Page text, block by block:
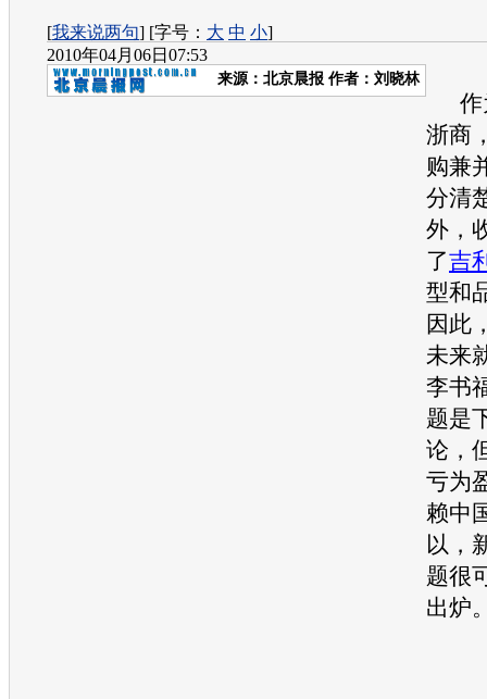
[我来说两句] [字号： 大 中 小]
2010年04月06日07:53
来源： 北京晨报 作者：刘晓林
作
浙商
购兼
分清
外，
了吉
型和
因此
未来
李书
题是
论，
亏为
赖中
以，
题很
出炉